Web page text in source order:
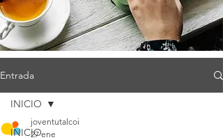
Entrada
INICIO
INICIO
joventutalcoi
27 ene